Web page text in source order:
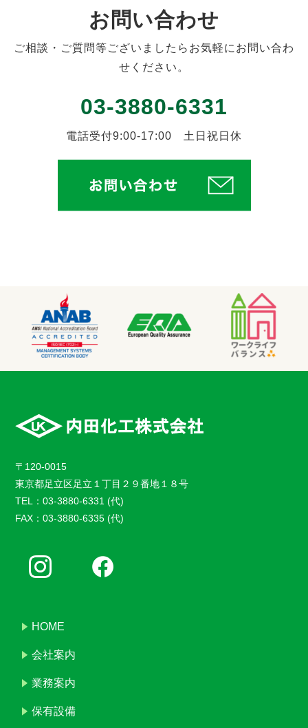
お問い合わせ
ご相談・ご質問等ございましたらお気軽にお問い合わ
せください。
03-3880-6331
電話受付9:00-17:00 土日祝日休
〒120-0015
東京都足立区足立１丁目２９番地１８号
TEL：03-3880-6331 (代)
FAX：03-3880-6335 (代)
HOME
会社案内
業務案内
保有設備